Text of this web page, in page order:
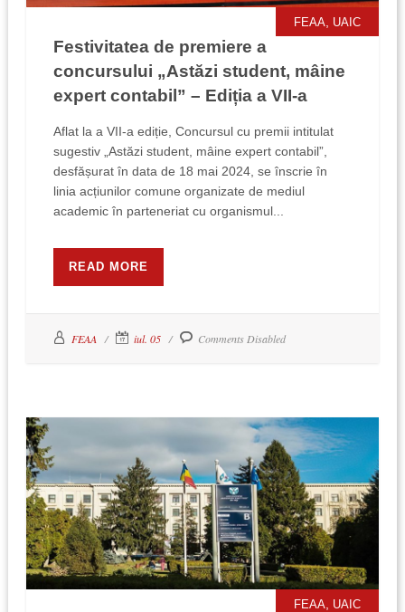
FEAA UAIC
Festivitatea de premiere a
concursului „Astăzi student, mâine
expert contabil” – Ediția a VII-a
Aflat la a VII-a ediție, Concursul cu premii intitulat
sugestiv „Astăzi student, mâine expert contabil”,
desfășurat în data de 18 mai 2024, se înscrie în
linia acțiunilor comune organizate de mediul
academic în parteneriat cu organismul...
READ MORE
FEAA iul. 05 Comments Disabled
FEAA UAIC